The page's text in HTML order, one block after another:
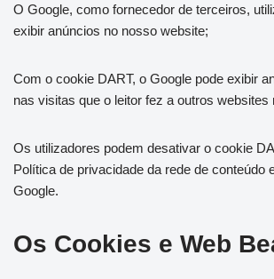
O Google, como fornecedor de terceiros,
exibir anúncios no nosso website;
Com o cookie DART, o Google pode exibir
nas visitas que o leitor fez a outros websites
Os utilizadores podem desativar o cookie
Política de privacidade da rede de conteúdo
Google.
Os Cookies e Web